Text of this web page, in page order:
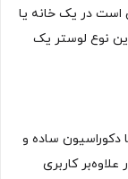
است در یک خانه یا
نوع لوستر یک
دکوراسیون ساده و
کاربری